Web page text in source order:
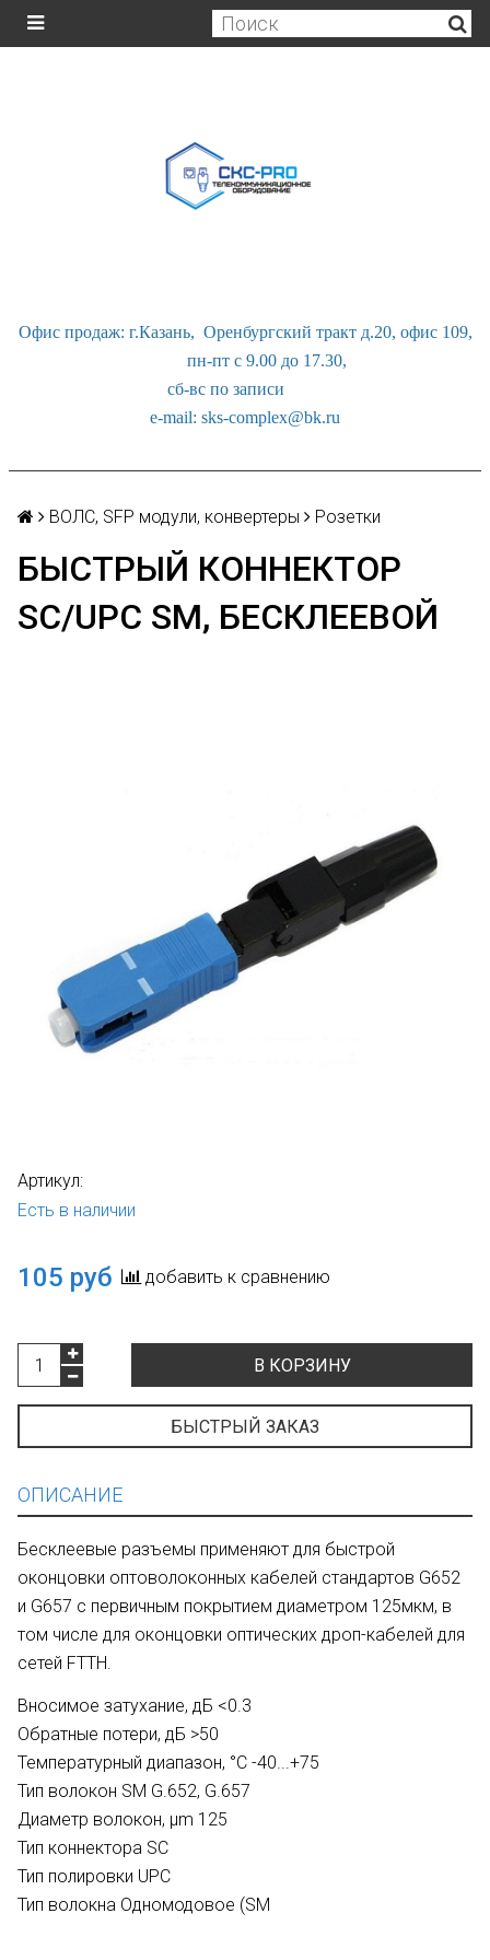
Офис продаж: г.Казань, Оренбургский тракт д.20, офис 109,
пн-пт с 9.00 до 17.30,
сб-вс по записи
e-mail: sks-complex@bk.ru
ВОЛС, SFP модули, конвертеры Розетки
БЫСТРЫЙ КОННЕКТОР
SC/UPC SM, БЕСКЛЕЕВОЙ
Артикул:
Есть в наличии
105 руб добавить к сравнению
В КОРЗИНУ
БЫСТРЫЙ ЗАКАЗ
ОПИСАНИЕ
Бесклеевые разъемы применяют для быстрой
оконцовки оптоволоконных кабелей стандартов G652
и G657 с первичным покрытием диаметром 125мкм, в
том числе для оконцовки оптических дроп-кабелей для
сетей FTTH.
Вносимое затухание, дБ <0.3
Обратные потери, дБ >50
Температурный диапазон, °С -40...+75
Тип волокон SM G.652, G.657
Диаметр волокон, μm 125
Тип коннектора SC
Тип полировки UPC
Тип волокна Одномодовое (SM